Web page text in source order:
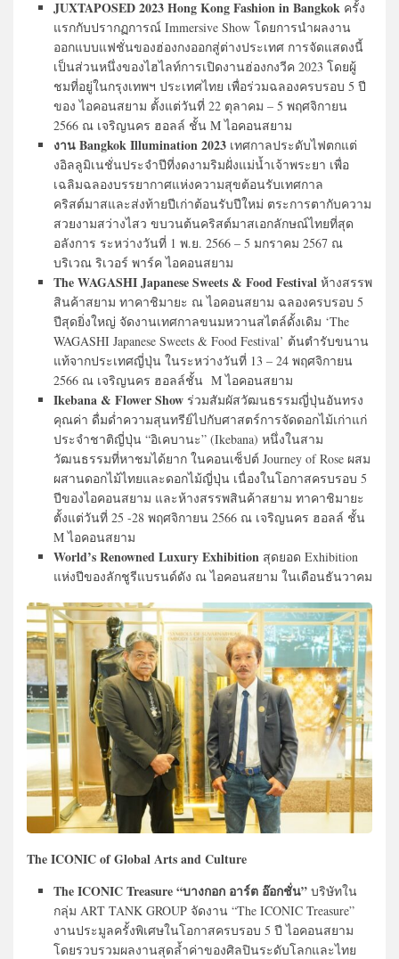
JUXTAPOSED 2023 Hong Kong Fashion in Bangkok ครั้ง
แรกกับปรากฏการณ์ Immersive Show โดยการนําผลงาน
ออกแบบแฟชั่นของฮ่องกงออกสู่ต่างประเทศ การจัดแสดงนี้
เป็นส่วนหนึ่งของไฮไลท์การเปิดงานฮ่องกงวีค 2023 โดยผู้
ชมที่อยู่ในกรุงเทพฯ ประเทศไทย เพื่อร่วมฉลองครบรอบ 5 ปี
ของ ไอคอนสยาม ตั้งแต่วันที่ 22 ตุลาคม – 5 พฤศจิกายน
2566 ณ เจริญนคร ฮอลล์ ชั้น M ไอคอนสยาม
งาน Bangkok Illumination 2023 เทศกาลประดับไฟตกแต่
งอิลลูมิเนชั่นประจำปีที่งดงามริมฝั่งแม่น้ำเจ้าพระยา เพื่อ
เฉลิมฉลองบรรยากาศแห่งความสุขต้อนรับเทศกาล
คริสต์มาสและส่งท้ายปีเก่าต้อนรับปีใหม่ ตระการตากับความ
สวยงามสว่างไสว ขบวนต้นคริสต์มาสเอกลักษณ์ไทยที่สุด
อลังการ ระหว่างวันที่ 1 พ.ย. 2566 – 5 มกราคม 2567 ณ
บริเวณ ริเวอร์ พาร์ค ไอคอนสยาม
The WAGASHI Japanese Sweets & Food Festival ห้างสรรพ
สินค้าสยาม ทาคาชิมายะ ณ ไอคอนสยาม ฉลองครบรอบ 5
ปีสุดยิ่งใหญ่ จัดงานเทศกาลขนมหวานสไตล์ดั้งเดิม ‘The
WAGASHI Japanese Sweets & Food Festival’ ต้นตำรับขนาน
แท้จากประเทศญี่ปุ่น ในระหว่างวันที่ 13 – 24 พฤศจิกายน
2566 ณ เจริญนคร ฮอลล์ชั้น M ไอคอนสยาม
Ikebana & Flower Show ร่วมสัมผัสวัฒนธรรมญี่ปุ่นอันทรง
คุณค่า ดื่มด่ำความสุนทรีย์ไปกับศาสตร์การจัดดอกไม้เก่าแก่
ประจำชาติญี่ปุ่น “อิเคบานะ” (Ikebana) หนึ่งในสาม
วัฒนธรรมที่หาชมได้ยาก ในคอนเซ็ปต์ Journey of Rose ผสม
ผสานดอกไม้ไทยและดอกไม้ญี่ปุ่น เนื่องในโอกาสครบรอบ 5
ปีของไอคอนสยาม และห้างสรรพสินค้าสยาม ทาคาชิมายะ
ตั้งแต่วันที่ 25 -28 พฤศจิกายน 2566 ณ เจริญนคร ฮอลล์ ชั้น
M ไอคอนสยาม
World’s Renowned Luxury Exhibition สุดยอด Exhibition
แห่งปีของลักชูรีแบรนด์ดัง ณ ไอคอนสยาม ในเดือนธันวาคม
The ICONIC of Global Arts and Culture
The ICONIC Treasure “บางกอก อาร์ต อ๊อกชั่น” บริษัทใน
กลุ่ม ART TANK GROUP จัดงาน “The ICONIC Treasure”
งานประมูลครั้งพิเศษในโอกาสครบรอบ 5 ปี ไอคอนสยาม
โดยรวบรวมผลงานสุดล้ำค่าของศิลปินระดับโลกและไทย